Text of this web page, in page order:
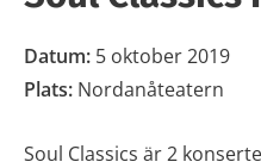
Datum: 5 oktober 2019
Plats: Nordanåteatern
Soul Classics är 2